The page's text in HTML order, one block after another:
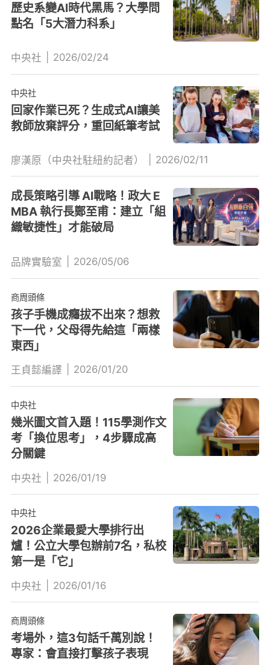
歷史系變AI時代黑馬？大學問
點名「5大潛力科系」
中央社 2026/02/24
中央社
回家作業已死？生成式AI讓美
教師放棄評分，重回紙筆考試
廖漢原（中央社駐紐約記者） 2026/02/11
成長策略引導 AI戰略！政大 E
MBA 執行長鄭至甫：建立「組
織敏捷性」才能破局
品牌實驗室 2026/05/06
商周頭條
孩子手機成癮拔不出來？想救
下一代，父母得先給這「兩樣
東西」
王貞懿編譯 2026/01/20
中央社
幾米圖文首入題！115學測作文
考「換位思考」，4步驟成高
分關鍵
中央社 2026/01/19
中央社
2026企業最愛大學排行出
爐！公立大學包辦前7名，私校
第一是「它」
中央社 2026/01/16
商周頭條
考場外，這3句話千萬別說！
專家：會直接打擊孩子表現